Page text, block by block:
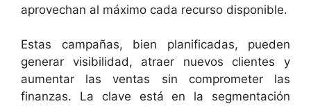
aprovechan al máximo cada recurso disponible.
Estas campañas, bien planificadas, pueden
generar visibilidad, atraer nuevos clientes y
aumentar las ventas sin comprometer las
finanzas. La clave está en la segmentación